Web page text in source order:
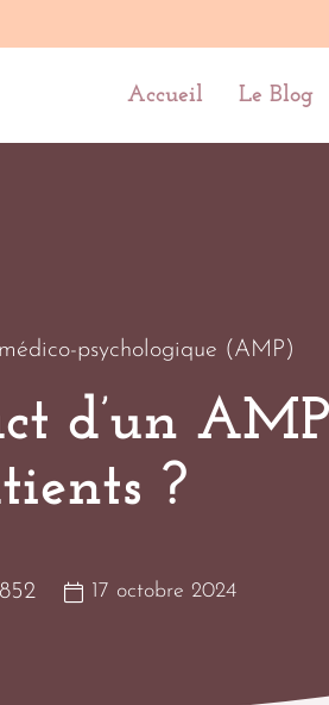
Accueil Le Blog
psychologique (AMP)
d’un
?
17 octobre 2024